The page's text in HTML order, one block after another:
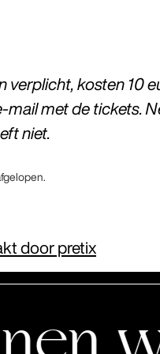
verplicht, kosten 10
mail met de tickets.
niet.
door pretix